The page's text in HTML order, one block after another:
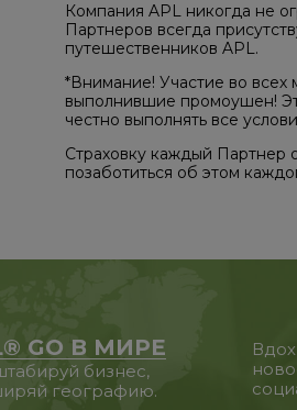
Компания APL никогда не
Партнеров всегда
путешественников APL.
*Внимание! Участие во
выполнившие промоушен!
честно выполнять все
Страховку каждый Партнер
позаботиться об этом
GO В МИРЕ
бизнес,
географию.